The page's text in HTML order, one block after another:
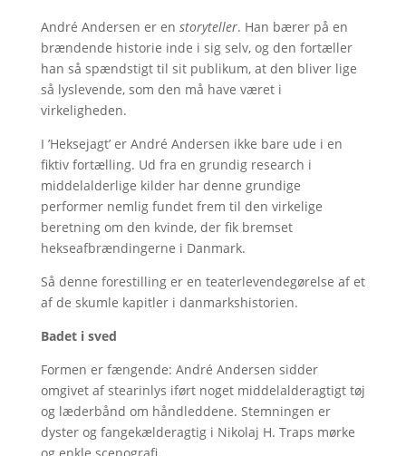
André Andersen er en storyteller. Han bærer på en
brændende historie inde i sig selv, og den fortæller
han så spændstigt til sit publikum, at den bliver lige
så lyslevende, som den må have været i
virkeligheden.
I ’Heksejagt’ er André Andersen ikke bare ude i en
fiktiv fortælling. Ud fra en grundig research i
middelalderlige kilder har denne grundige
performer nemlig fundet frem til den virkelige
beretning om den kvinde, der fik bremset
hekseafbrændingerne i Danmark.
Så denne forestilling er en teaterlevendegørelse af et
af de skumle kapitler i danmarkshistorien.
Badet i sved
Formen er fængende: André Andersen sidder
omgivet af stearinlys iført noget middelalderagtigt tøj
og læderbånd om håndleddene. Stemningen er
dyster og fangekælderagtig i Nikolaj H. Traps mørke